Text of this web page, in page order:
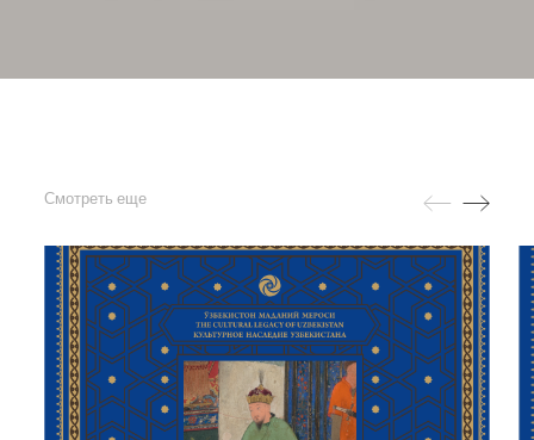
Смотреть еще